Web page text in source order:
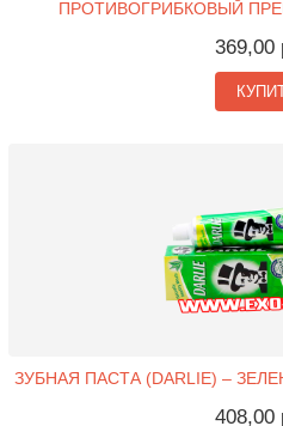
ПРОТИВОГРИБКОВЫЙ
369,00
ЗУБНАЯ ПАСТА (DARLIE) –
408,00